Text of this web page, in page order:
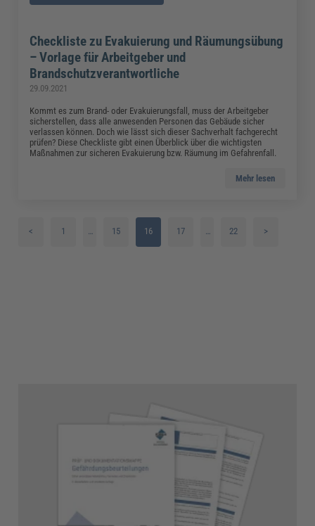
Checkliste zu Evakuierung und Räumungsübung
– Vorlage für Arbeitgeber und
Brandschutzverantwortliche
29.09.2021
Kommt es zum Brand- oder Evakuierungsfall, muss der Arbeitgeber
sicherstellen, dass alle anwesenden Personen das Gebäude sicher
verlassen können. Doch wie lässt sich dieser Sachverhalt fachgerecht
prüfen? Diese Checkliste gibt einen Überblick über die wichtigsten
Maßnahmen zur sicheren Evakuierung bzw. Räumung im Gefahrenfall.
Mehr lesen
< 1 15 16 17 22 >